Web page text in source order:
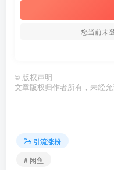
您当前未
© 版权声明
文章版权归作者所有，未经允
引流涨粉
# 闲鱼